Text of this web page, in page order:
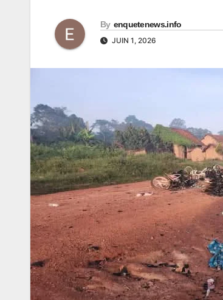
By enquetenews.info
JUIN 1, 2026